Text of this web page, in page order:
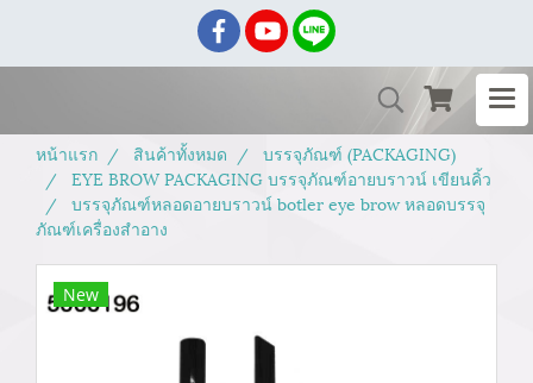
หน้าแรก สินค้าทั้งหมด
บรรจุภัณฑ์ (PACKAGING)
EYE BROW PACKAGING บรรจุภัณฑ์อายบราวน์ เขียนคิ้ว
บรรจุภัณฑ์หลอดอายบราวน์ botler eye brow หลอดบรรจุ
ภัณฑ์เครื่องสำอาง
New